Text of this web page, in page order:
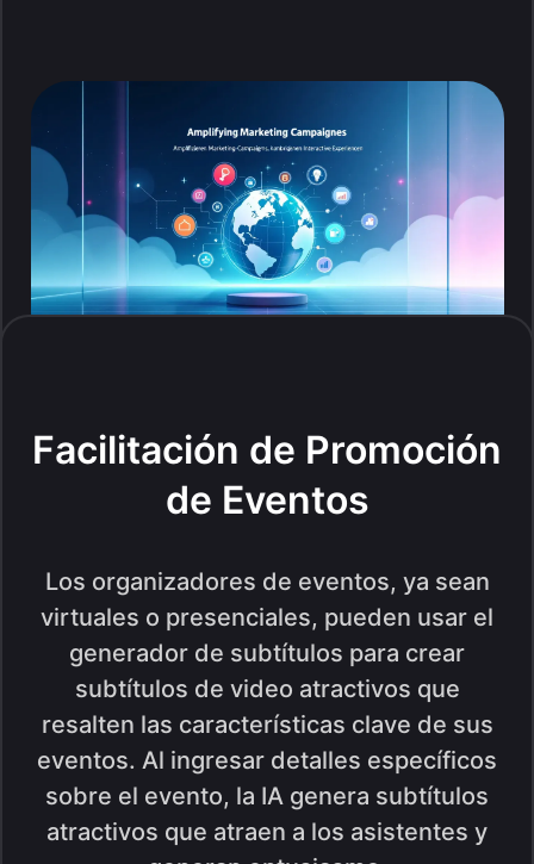
Facilitación de Promoción
de Eventos
Los organizadores de eventos, ya sean
virtuales o presenciales, pueden usar el
generador de subtítulos para crear
subtítulos de video atractivos que
resalten las características clave de sus
eventos. Al ingresar detalles específicos
sobre el evento, la IA genera subtítulos
atractivos que atraen a los asistentes y